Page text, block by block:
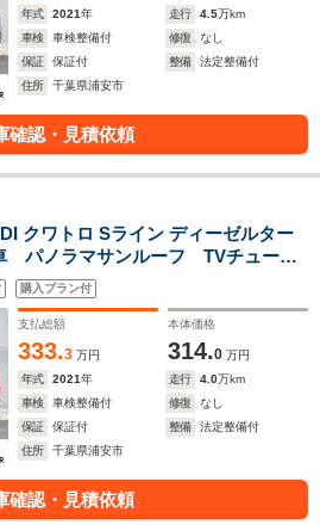
年式
2021年 走行 4.5万km
車検
車検整備付 修復
なし
保証
保証付 整備
法定整備付
住所
千葉県浦安市
確認・見積依頼
クワトロ Sライン ディーゼルター
パノラマサンルーフ TVチューナ
スタンスパッケージ ベーシック
パッケージ MMIナビゲーション
定中古車保証1年
購入プラン付
支払総額
333.3 万円
本体価格
314.0 万円
年式
2021年 走行 4.0万km
車検
車検整備付 修復
なし
保証
保証付 整備
法定整備付
住所
千葉県浦安市
確認・見積依頼